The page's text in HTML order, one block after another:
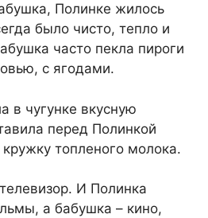
Полинке жилось
было чисто, тепло и
часто пекла пироги
с ягодами.
в чугунке вкусную
перед Полинкой
топленого молока.
И Полинка
а бабушка – кино,